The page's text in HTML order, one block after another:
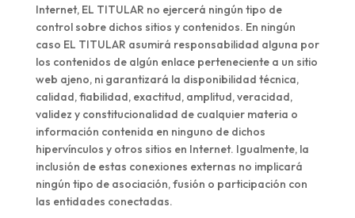
Internet, EL TITULAR no ejercerá ningún tipo de
control sobre dichos sitios y contenidos. En ningún
caso EL TITULAR asumirá responsabilidad alguna por
los contenidos de algún enlace perteneciente a un sitio
web ajeno, ni garantizará la disponibilidad técnica,
calidad, fiabilidad, exactitud, amplitud, veracidad,
validez y constitucionalidad de cualquier materia o
información contenida en ninguno de dichos
hipervínculos y otros sitios en Internet. Igualmente, la
inclusión de estas conexiones externas no implicará
ningún tipo de asociación, fusión o participación con
las entidades conectadas.